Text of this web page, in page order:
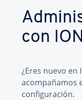
con
¿Eres nuevo en
acompañamos
configuración.